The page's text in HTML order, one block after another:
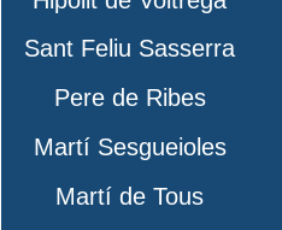
Sant Feliu Sasserra
Pere de Ribes
Martí Sesgueioles
Martí de Tous